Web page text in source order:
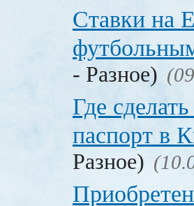
Ставки на
- Разное)
Где
паспорт в
Разное)